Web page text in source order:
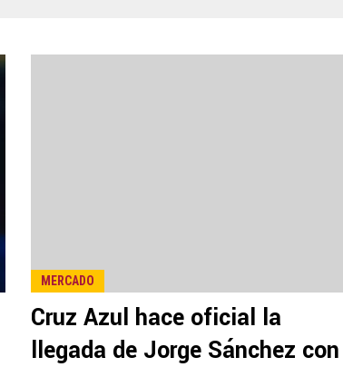
MERCADO
Cruz Azul hace oficial la
llegada de Jorge Sánchez con